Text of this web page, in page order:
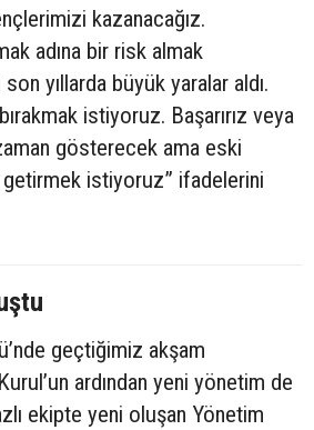
kazanacağız.
adına bir risk almak
yıllarda büyük yaralar aldı.
istiyoruz. Başarırız veya
gösterecek ama eski
istiyoruz” ifadelerini
geçtiğimiz akşam
ardından yeni yönetim de
ekipte yeni oluşan Yönetim